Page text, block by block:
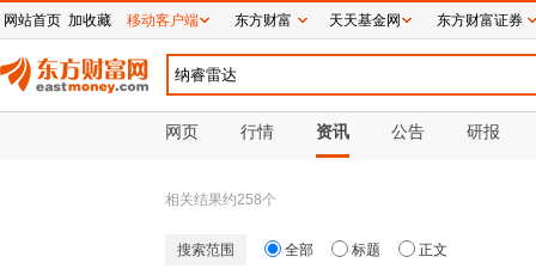
网页 行情 资讯 公告 研报
相关结果约258个
搜索范围 全部 标题 正文
网站首页 加收藏 移动客户端 东方财富 天天基金网 东方财富证券